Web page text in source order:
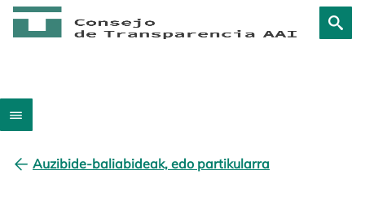
Auzibide-baliabideak, edo partikularra